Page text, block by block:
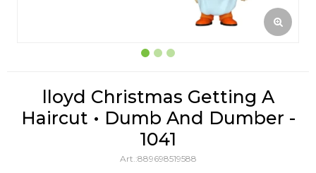
lloyd Christmas Getting A
Haircut • Dumb And Dumber -
1041
889698519588